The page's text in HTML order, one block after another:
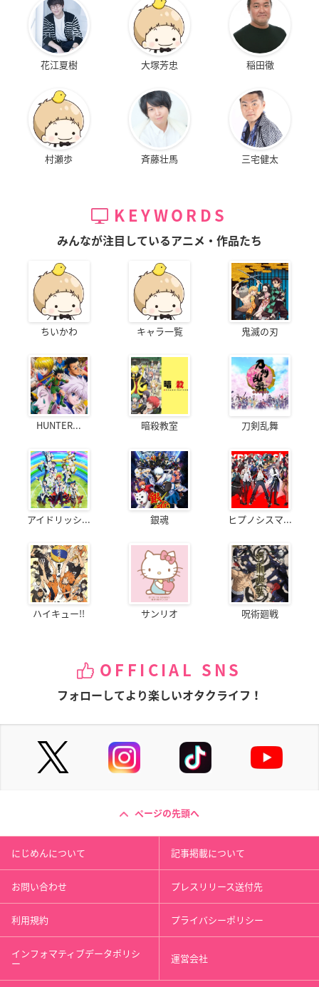
花江夏樹 大塚芳忠 稲田徹
村瀬歩 斉藤壮馬 三宅健太
KEYWORDS
みんなが注目しているアニメ・作品たち
ちいかわ キャラ一覧 鬼滅の刃
HUNTER... 暗殺教室 刀剣乱舞
アイドリッシ... 銀魂 ヒプノシスマ...
ハイキュー!! サンリオ 呪術廻戦
OFFICIAL SNS
フォローしてより楽しいオタクライフ！
ページの先頭へ
にじめんについて 記事掲載について
お問い合わせ プレスリリース送付先
利用規約 プライバシーポリシー
インフォマティブデータポリシ
ー 運営会社